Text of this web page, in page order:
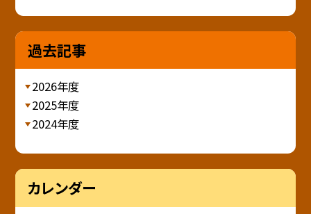
過去記事
2026年度
2025年度
2024年度
カレンダー